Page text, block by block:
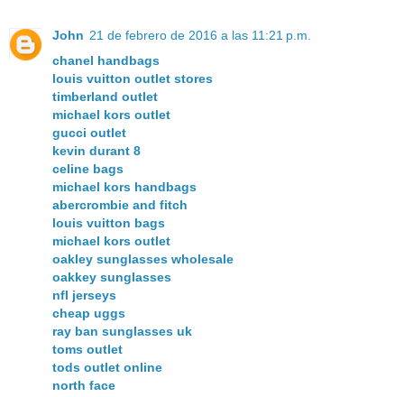
John 21 de febrero de 2016 a las 11:21 p.m.
chanel handbags
louis vuitton outlet stores
timberland outlet
michael kors outlet
gucci outlet
kevin durant 8
celine bags
michael kors handbags
abercrombie and fitch
louis vuitton bags
michael kors outlet
oakley sunglasses wholesale
oakkey sunglasses
nfl jerseys
cheap uggs
ray ban sunglasses uk
toms outlet
tods outlet online
north face